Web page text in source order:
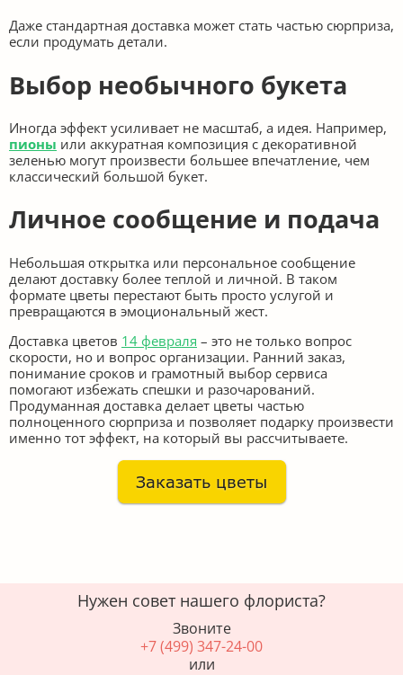
Даже стандартная доставка может стать частью сюрприза,
если продумать детали.
Выбор необычного букета
Иногда эффект усиливает не масштаб, а идея. Например,
пионы или аккуратная композиция с декоративной
зеленью могут произвести большее впечатление, чем
классический большой букет.
Личное сообщение и подача
Небольшая открытка или персональное сообщение
делают доставку более теплой и личной. В таком
формате цветы перестают быть просто услугой и
превращаются в эмоциональный жест.
Доставка цветов 14 февраля – это не только вопрос
скорости, но и вопрос организации. Ранний заказ,
понимание сроков и грамотный выбор сервиса
помогают избежать спешки и разочарований.
Продуманная доставка делает цветы частью
полноценного сюрприза и позволяет подарку произвести
именно тот эффект, на который вы рассчитываете.
Нужен совет нашего флориста?
Звоните
+7 (499) 347-24-00
или